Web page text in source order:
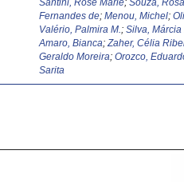
Fernandes de;Menou, Michel;
Valério, Palmira M. ;Silva, Márcia
Amaro, Bianca;Zaher, Célia
Geraldo Moreira;Orozco,
Sarita